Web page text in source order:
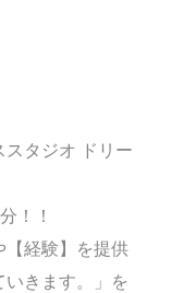
スタジオ ドリー
！！
【経験】を提供
きます。」を